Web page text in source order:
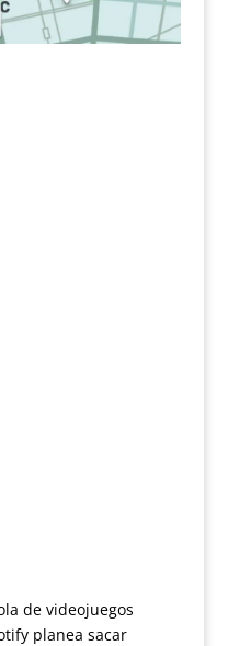
de videojuegos
planea sacar